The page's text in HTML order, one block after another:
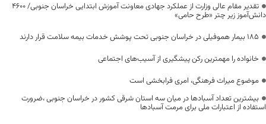
تقدیر مقام عالی وزارت از عملکرد جهادی معاونت آموزش ابتدایی خراسان جنوبی/ ۴۶۰۰
دانش‌آموز زیر چتر «طرح حامی»
۱۸۵ بیمار هموفیلی در خراسان جنوبی تحت پوشش خدمات بیمه سلامت قرار دارند
خانواده را مهمترین رکن پیشگیری از آسیب‌های اجتماعی
موضوع میراث فرهنگی، امری فرابخشی است
بیشترین تعداد آسبادها در میان سه استان شرقی کشور در خراسان جنوبی ،ضرورت
استفاده از اعتبارات ملی برای مرمت آسبادها